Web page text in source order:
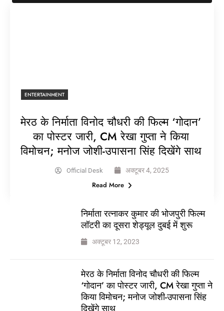
ENTERTAINMENT
मेरठ के निर्माता विनोद चौधरी की फिल्म ‘गोदान’
का पोस्टर जारी, CM रेखा गुप्ता ने किया
विमोचन; मनोज जोशी-उपासना सिंह दिखेंगे साथ
Official Desk अक्टूबर 4, 2025
Read More
निर्माता रत्नाकर कुमार की भोजपुरी फिल्म
लॉटरी का दूसरा शेड्यूल दुबई में शुरू
अक्टूबर 12, 2023
मेरठ के निर्माता विनोद चौधरी की फिल्म
‘गोदान’ का पोस्टर जारी, CM रेखा गुप्ता ने
किया विमोचन; मनोज जोशी-उपासना सिंह